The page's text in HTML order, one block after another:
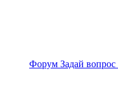
Форум Задай